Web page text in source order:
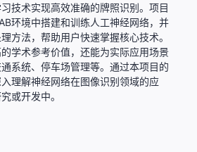
技术实现高效准确的牌照识别。项目
环境中搭建和训练人工神经网络，并
方法，帮助用户快速掌握核心技术。
学术参考价值，还能为实际应用场景
系统、停车场管理等。通过本项目的
理解神经网络在图像识别领域的应
或开发中。